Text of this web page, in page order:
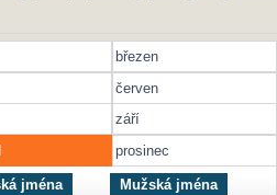
březen
červen
září
prosinec
jména Mužská jména